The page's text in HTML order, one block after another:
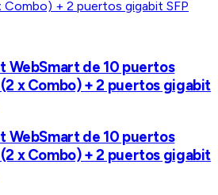
WebSmart de 10 puertos
x Combo) + 2 puertos gigabit
WebSmart de 10 puertos
x Combo) + 2 puertos gigabit